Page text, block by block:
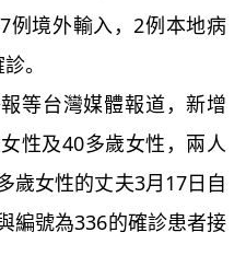
例境外輸入，2例本地病
。
台灣媒體報道，新增
性及40多歲女性，兩人
歲女性的丈夫3月17日自
編號為336的確診患者接